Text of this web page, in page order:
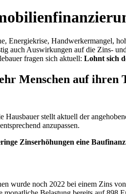
Energiekrise, Handwerkermangel,
auch Auswirkungen auf die Zins-
fragen sich aktuell: Lohnt sich
Menschen auf ihren
Hausbauer stellt aktuell der
anzupassen.
Zinserhöhungen eine
wurde noch 2022 bei einem Zins